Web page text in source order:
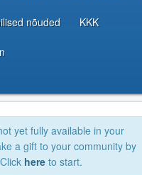
nõuded KKK
yet fully available in your
a gift to your community by
here to start.